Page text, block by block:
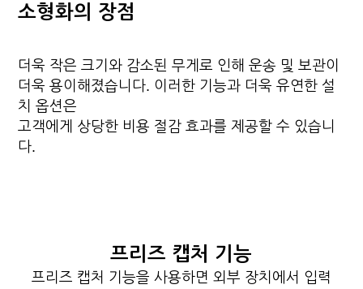
소형화의 장점
더욱 작은 크기와 감소된 무게로 인해 운송 및 보관이
더욱 용이해졌습니다. 이러한 기능과 더욱 유연한 설
치 옵션은
고객에게 상당한 비용 절감 효과를 제공할 수 있습니
다.
프리즈 캡처 기능
프리즈 캡처 기능을 사용하면 외부 장치에서 입력